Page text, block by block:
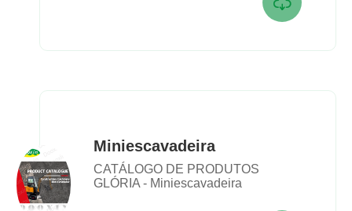
Miniescavadeira
CATÁLOGO DE PRODUTOS
GLÓRIA - Miniescavadeira